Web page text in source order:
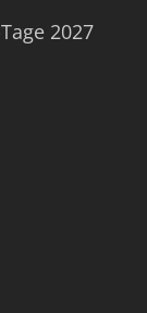
2027